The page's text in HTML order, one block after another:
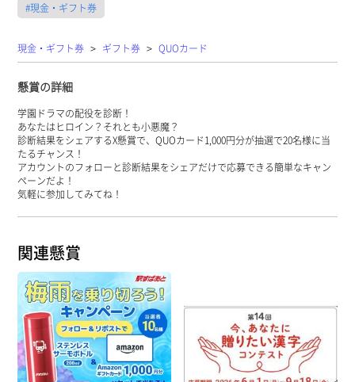
#現金・ギフト券
現金・ギフト券 > ギフト券 > QUOカード
懸賞の詳細
学園ドラマの配役を診断！
あなたはヒロイン？それとも小悪魔？
診断結果をシェアするX懸賞で、QUOカード1,000円分が抽選で20名様に当
たるチャンス！
アカウントのフォローと診断結果をシェアだけで応募できる簡単なキャン
ペーンだよ！
気軽に参加してみてね！
関連懸賞